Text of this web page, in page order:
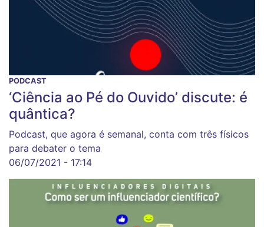
PODCAST
‘Ciência ao Pé do Ouvido’ discute: é
quântica?
Podcast, que agora é semanal, conta com três físicos
para debater o tema
06/07/2021 - 17:14